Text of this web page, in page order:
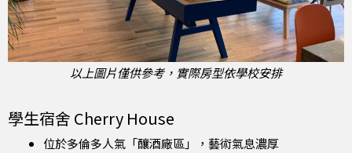
以上圖片僅供參考，實際房型依學校安排
學生宿舍 Cherry House
位於多倫多人氣「釀酒廠區」，藝術氣息濃厚